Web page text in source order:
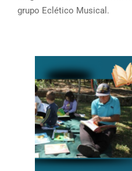
grupo Eclético Musical.